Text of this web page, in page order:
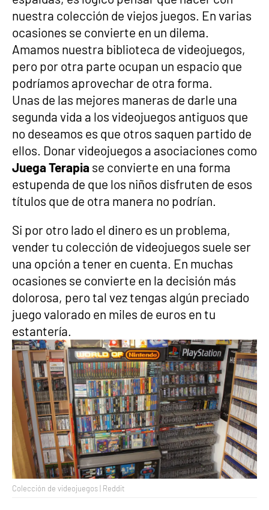
nuestra colección de viejos juegos. En varias
ocasiones se convierte en un dilema.
Amamos nuestra biblioteca de videojuegos,
pero por otra parte ocupan un espacio que
podríamos aprovechar de otra forma.
Unas de las mejores maneras de darle una
segunda vida a los videojuegos antiguos que
no deseamos es que otros saquen partido de
ellos. Donar videojuegos a asociaciones como
Juega Terapia se convierte en una forma
estupenda de que los niños disfruten de esos
títulos que de otra manera no podrían.
Si por otro lado el dinero es un problema,
vender tu colección de videojuegos suele ser
una opción a tener en cuenta. En muchas
ocasiones se convierte en la decisión más
dolorosa, pero tal vez tengas algún preciado
juego valorado en miles de euros en tu
estantería.
Colección de videojuegos | Reddit